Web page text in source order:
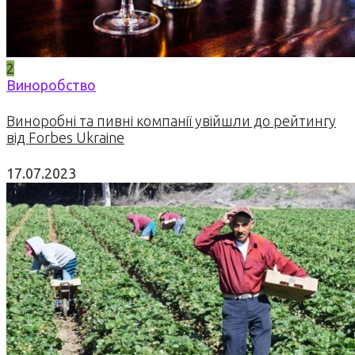
2
Виноробство
Виноробні та пивні компанії увійшли до рейтингу
від Forbes Ukraine
17.07.2023